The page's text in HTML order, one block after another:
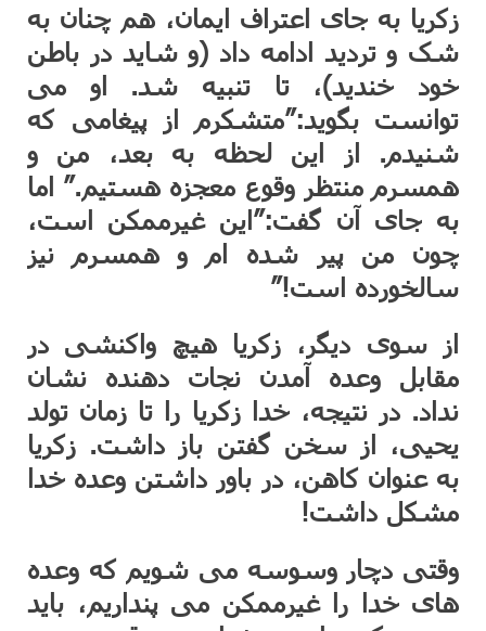
زکریا به جای اعتراف ایمان، هم چنان به
شک و تردید ادامه داد (و شاید در باطن
خود خندید)، تا تنبیه شد. او می
توانست بگوید:”متشکرم از پیغامی که
شنیدم. از این لحظه به بعد، من و
همسرم منتظر وقوع معجزه هستیم.” اما
به جای آن گفت:”این غیرممکن است،
چون من پیر شده ام و همسرم نیز
سالخورده است!”
از سوی دیگر، زکریا هیچ واکنشی در
مقابل وعده آمدن نجات دهنده نشان
نداد. در نتیجه، خدا زکریا را تا زمان تولد
یحیی، از سخن گفتن باز داشت. زکریا
به عنوان کاهن، در باور داشتن وعده خدا
مشکل داشت!
وقتی دچار وسوسه می شویم که وعده
های خدا را غیرممکن می پنداریم، باید